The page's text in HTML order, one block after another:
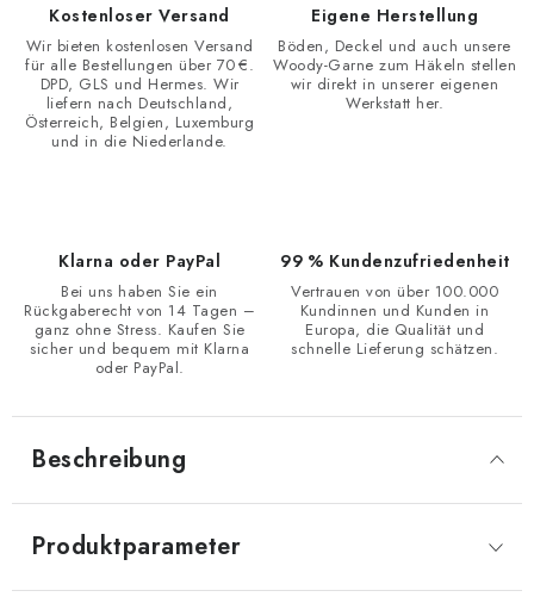
Kostenloser Versand
Wir bieten kostenlosen Versand
für alle Bestellungen über 70 €.
DPD, GLS und Hermes. Wir
liefern nach Deutschland,
Österreich, Belgien, Luxemburg
und in die Niederlande.
Eigene Herstellung
Böden, Deckel und auch unsere
Woody-Garne zum Häkeln stellen
wir direkt in unserer eigenen
Werkstatt her.
Klarna oder PayPal
Bei uns haben Sie ein
Rückgaberecht von 14 Tagen –
ganz ohne Stress. Kaufen Sie
sicher und bequem mit Klarna
oder PayPal.
99 % Kundenzufriedenheit
Vertrauen von über 100.000
Kundinnen und Kunden in
Europa, die Qualität und
schnelle Lieferung schätzen.
Beschreibung
Produktparameter